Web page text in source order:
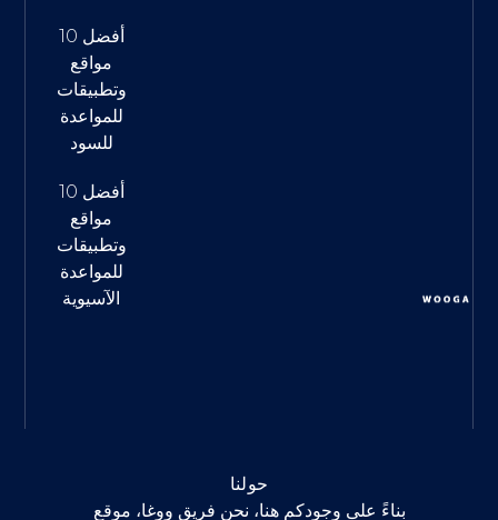
أفضل 10
مواقع
وتطبيقات
للمواعدة
للسود
أفضل 10
مواقع
وتطبيقات
للمواعدة
الآسيوية
حولنا
بناءً على وجودكم هنا، نحن فريق ووغا، موقع